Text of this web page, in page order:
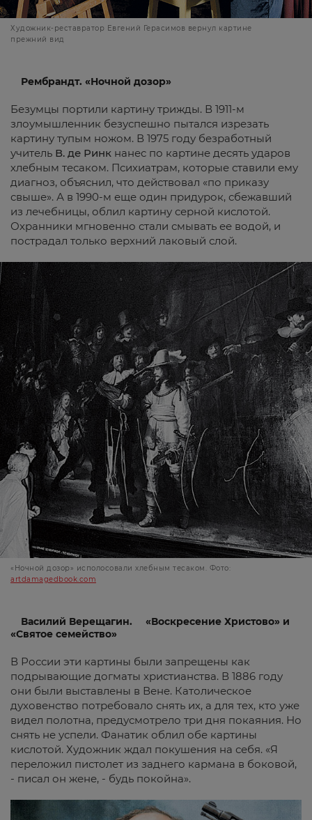
Художник-реставратор Евгений Герасимов вернул картине
прежний вид
Рембрандт. «Ночной дозор»
Безумцы портили картину трижды. В 1911-м
злоумышленник безуспешно пытался изрезать
картину тупым ножом. В 1975 году безработный
учитель В. де Ринк нанес по картине десять ударов
хлебным тесаком. Психиатрам, которые ставили ему
диагноз, объяснил, что действовал «по приказу
свыше». А в 1990-м еще один придурок, сбежавший
из лечебницы, облил картину серной кислотой.
Охранники мгновенно стали смывать ее водой, и
пострадал только верхний лаковый слой.
«Ночной дозор» исполосовали хлебным тесаком. Фото:
artdamagedbook.com
Василий Верещагин.
«Воскресение Христово» и
«Святое семейство»
В России эти картины были запрещены как
подрывающие догматы христианства. В 1886 году
они были выставлены в Вене. Католическое
духовенство потребовало снять их, а для тех, кто уже
видел полотна, предусмотрело три дня покаяния. Но
снять не успели. Фанатик облил обе картины
кислотой. Художник ждал покушения на себя. «Я
переложил пистолет из заднего кармана в боковой,
- писал он жене, - будь покойна».